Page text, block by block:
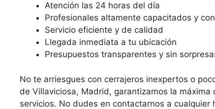
Atención las 24 horas del día
Profesionales altamente capacitados y
Servicio eficiente y de calidad
Llegada inmediata a tu ubicación
Presupuestos transparentes y sin
No te arriesgues con cerrajeros inexpertos o
de Villaviciosa, Madrid, garantizamos la
servicios. No dudes en contactarnos a